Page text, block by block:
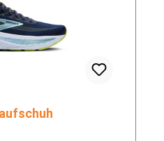
Laufschuh